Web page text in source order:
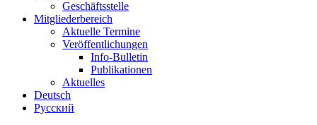
Geschäftsstelle
Mitgliederbereich
Aktuelle Termine
Veröffentlichungen
Info-Bulletin
Publikationen
Aktuelles
Deutsch
Русский